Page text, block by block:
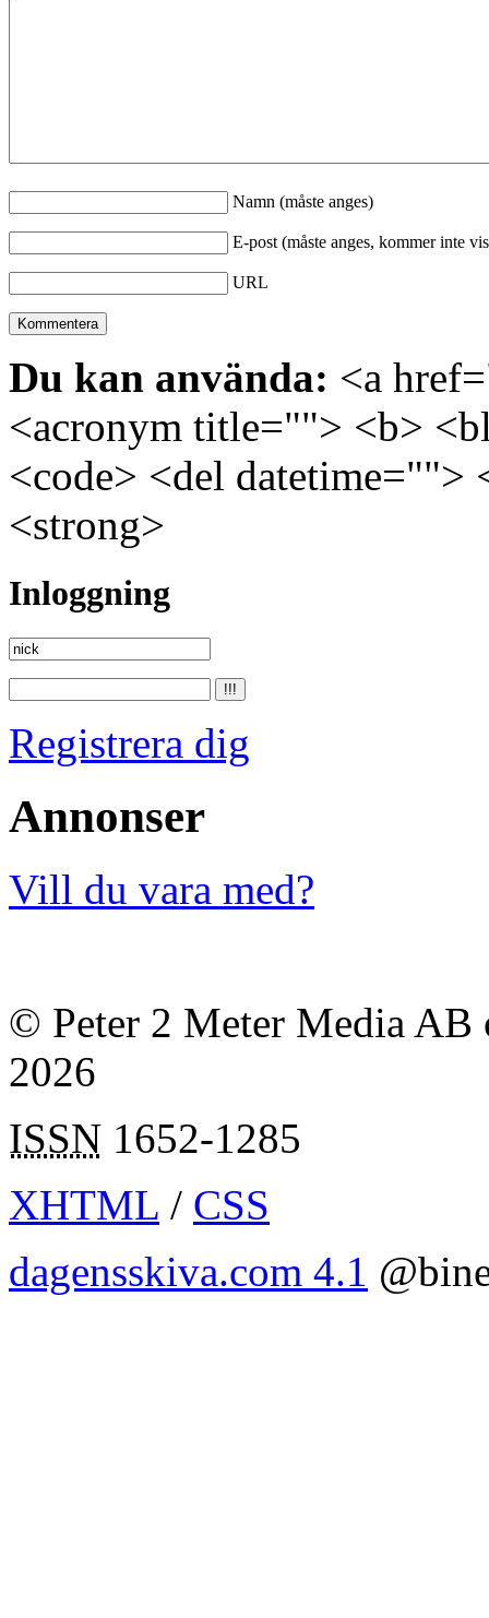
Namn (måste anges)
E-post (måste anges, kommer inte
URL
Du kan använda: <a
<acronym title=""> <b>
<code> <del
<strong>
Inloggning
Registrera dig
Annonser
Vill du vara med?
© Peter 2 Meter Media AB
2026
ISSN 1652-1285
XHTML / CSS
dagensskiva.com 4.1